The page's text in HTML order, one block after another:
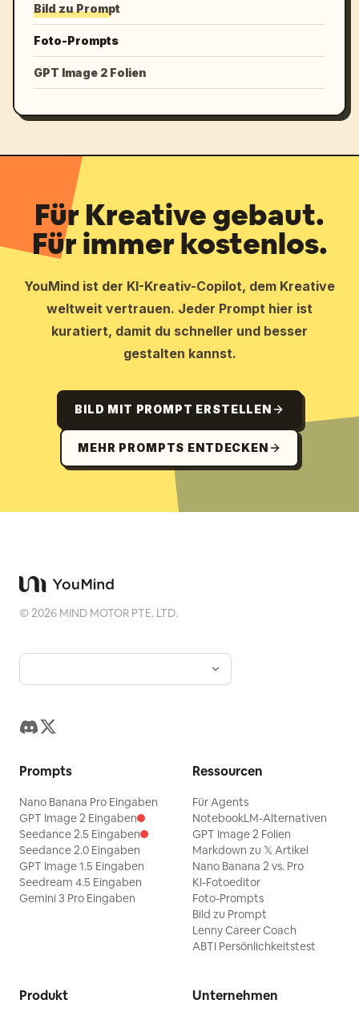
Bild zu Prompt
Foto-Prompts
GPT Image 2 Folien
Für Kreative gebaut.
Für immer kostenlos.
YouMind ist der KI-Kreativ-Copilot, dem Kreative
weltweit vertrauen. Jeder Prompt hier ist
kuratiert, damit du schneller und besser
gestalten kannst.
BILD MIT PROMPT ERSTELLEN
MEHR PROMPTS ENTDECKEN
©2026 MIND MOTOR PTE. LTD.
Prompts
Nano Banana Pro Eingaben
GPT Image 2 Eingaben
Seedance 2.5 Eingaben
Seedance 2.0 Eingaben
GPT Image 1.5 Eingaben
Seedream 4.5 Eingaben
Gemini 3 Pro Eingaben
Ressourcen
Für Agents
NotebookLM-Alternativen
GPT Image 2 Folien
Markdown zu 𝕏 Artikel
Nano Banana 2 vs. Pro
KI-Fotoeditor
Foto-Prompts
Bild zu Prompt
Lenny Career Coach
ABTI Persönlichkeitstest
Produkt Unternehmen